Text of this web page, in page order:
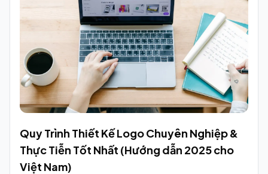
Quy Trình Thiết Kế Logo Chuyên Nghiệp &
Thực Tiễn Tốt Nhất (Hướng dẫn 2025 cho
Việt Nam)